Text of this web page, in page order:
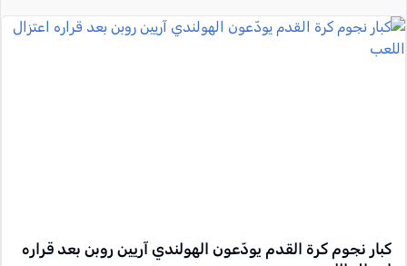
كبار نجوم كرة القدم يودّعون الهولندي آريين روبن بعد قراره